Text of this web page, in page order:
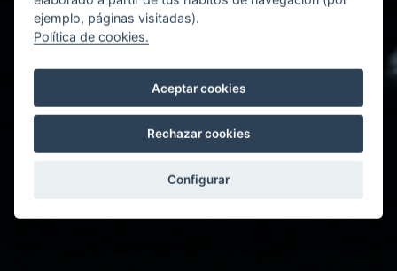
ejemplo, páginas visitadas).
Política de cookies.
Aceptar cookies
Rechazar cookies
Configurar